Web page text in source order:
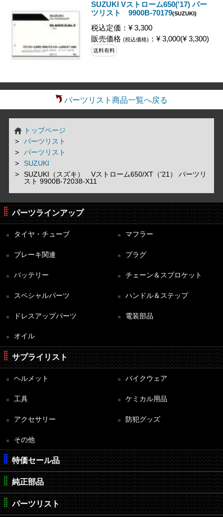
SUZUKI Vストローム650('17) パー
ツリスト 9900B-70179(SUZUKI)
税込定価：¥ 3,300
販売価格 (税込価格) ：¥ 3,000(¥ 3,300)
送料有料
パーツリスト商品一覧へ戻る
トップページ
パーツリスト
パーツリスト
SUZUKI
SUZUKI（スズキ） Vストローム650/XT（'21） パーツリ
スト 9900B-72038-X11
パーツラインアップ
タイヤ・チューブ マフラー
ブレーキ関連 プラグ
バッテリー チェーン＆スプロケット
スペシャルパーツ ハンドル＆ステップ
ドレスアップパーツ 電装部品
オイル
サプライリスト
ヘルメット バイクウェア
工具 ケミカル用品
アクセサリー 防犯グッズ
その他
特価セール品
純正部品
パーツリスト